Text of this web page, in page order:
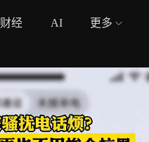
财经 AI 更多